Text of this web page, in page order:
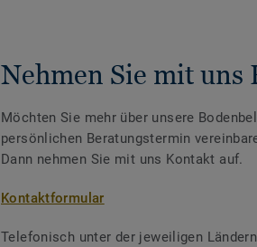
Nehmen Sie mit uns
Möchten Sie mehr über unsere
persönlichen Beratungstermin
Dann nehmen Sie mit uns Kontakt auf.
Kontaktformular
Telefonisch unter der jeweiligen